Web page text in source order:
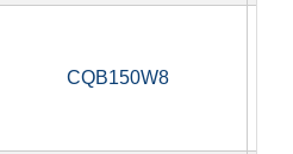
CQB150W8